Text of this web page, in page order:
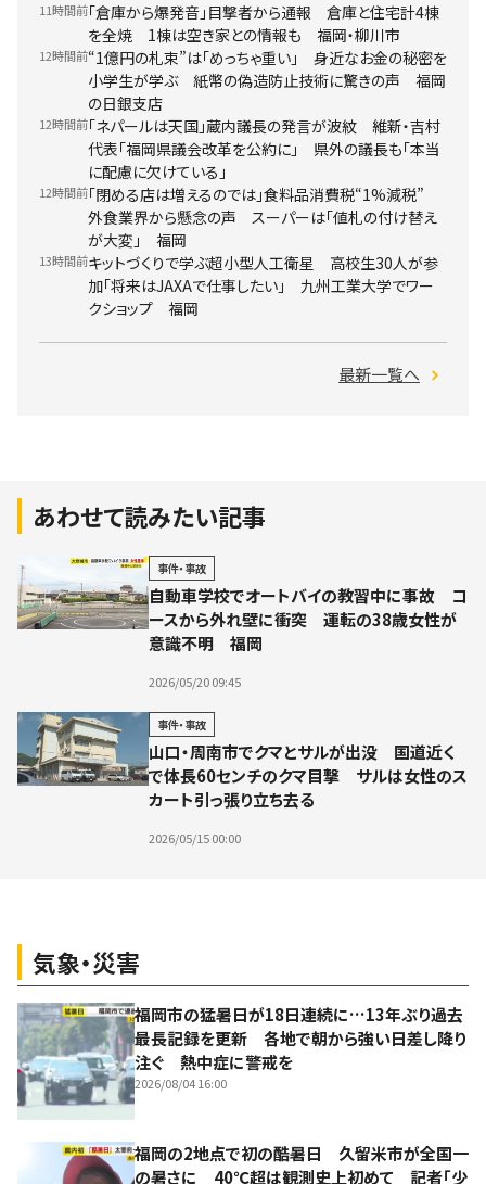
11時間前「倉庫から爆発音」目撃者から通報 倉庫と住宅計4棟
を全焼 1棟は空き家との情報も 福岡・柳川市
12時間前“1億円の札束”は「めっちゃ重い」 身近なお金の秘密を
小学生が学ぶ 紙幣の偽造防止技術に驚きの声 福岡
の日銀支店
12時間前「ネパールは天国」蔵内議長の発言が波紋 維新・吉村
代表「福岡県議会改革を公約に」 県外の議長も「本当
に配慮に欠けている」
12時間前「閉める店は増えるのでは」食料品消費税“1%減税”
外食業界から懸念の声 スーパーは「値札の付け替え
が大変」 福岡
13時間前キットづくりで学ぶ超小型人工衛星 高校生30人が参
加「将来はJAXAで仕事したい」 九州工業大学でワー
クショップ 福岡
最新一覧へ
あわせて読みたい記事
事件・事故
自動車学校でオートバイの教習中に事故 コ
ースから外れ壁に衝突 運転の38歳女性が
意識不明 福岡
2026/05/20 09:45
事件・事故
山口・周南市でクマとサルが出没 国道近く
で体長60センチのクマ目撃 サルは女性のス
カート引っ張り立ち去る
2026/05/15 00:00
気象・災害
福岡市の猛暑日が18日連続に…13年ぶり過去
最長記録を更新 各地で朝から強い日差し降り
注ぐ 熱中症に警戒を
2026/08/04 16:00
福岡の2地点で初の酷暑日 久留米市が全国一
の暑さに 40℃超は観測史上初めて 記者「少